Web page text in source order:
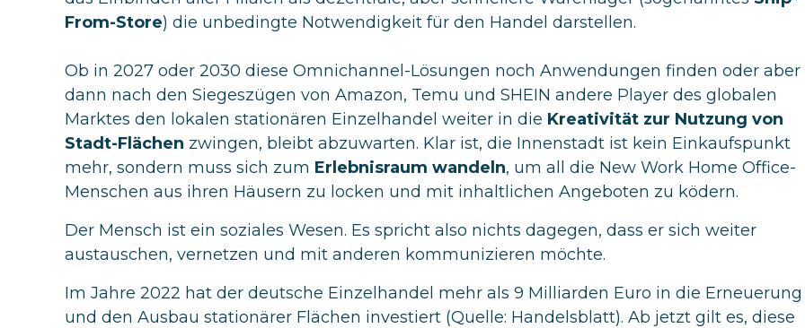
From-Store) die unbedingte Notwendigkeit für den Handel darstellen.
Ob in 2027 oder 2030 diese Omnichannel-Lösungen noch Anwendungen finden oder aber
dann nach den Siegeszügen von Amazon, Temu und SHEIN andere Player des globalen
Marktes den lokalen stationären Einzelhandel weiter in die Kreativität zur Nutzung von
Stadt-Flächen zwingen, bleibt abzuwarten. Klar ist, die Innenstadt ist kein Einkaufspunkt
mehr, sondern muss sich zum Erlebnisraum wandeln, um all die New Work Home Office-
Menschen aus ihren Häusern zu locken und mit inhaltlichen Angeboten zu ködern.
Der Mensch ist ein soziales Wesen. Es spricht also nichts dagegen, dass er sich weiter
austauschen, vernetzen und mit anderen kommunizieren möchte.
Im Jahre 2022 hat der deutsche Einzelhandel mehr als 9 Milliarden Euro in die Erneuerung
und den Ausbau stationärer Flächen investiert (Quelle: Handelsblatt). Ab jetzt gilt es, diese